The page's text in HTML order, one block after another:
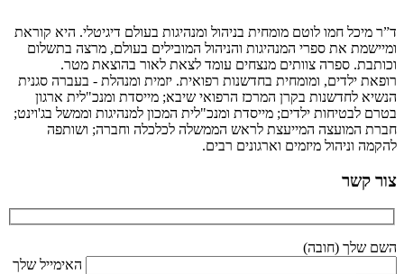
חמו לוטם מומחית בניהול ומנהיגות בעולם דיגיטלי. היא קוראת
את ספרי המנהיגות והניהול המובילים בעולם, מרצה בתשלום
ספרה צוותים מנצחים עומד לצאת לאור בהוצאת מטר.
ילדים, ומומחית בחדשנות רפואית. יזמית ומנהלת - בעברה סגנית
לחדשנות בקרן המרכז הרפואי שיבא; מייסדת ומנכ"לית ארגון
ילדים; מייסדת ומנכ"לית המכון למנהיגות וממשל בג'וינט;
המייעצת לראש הממשלה לכלכלה וחברה; ושותפה
מיזמים וארגונים רבים.
(חובה)
האימייל שלך